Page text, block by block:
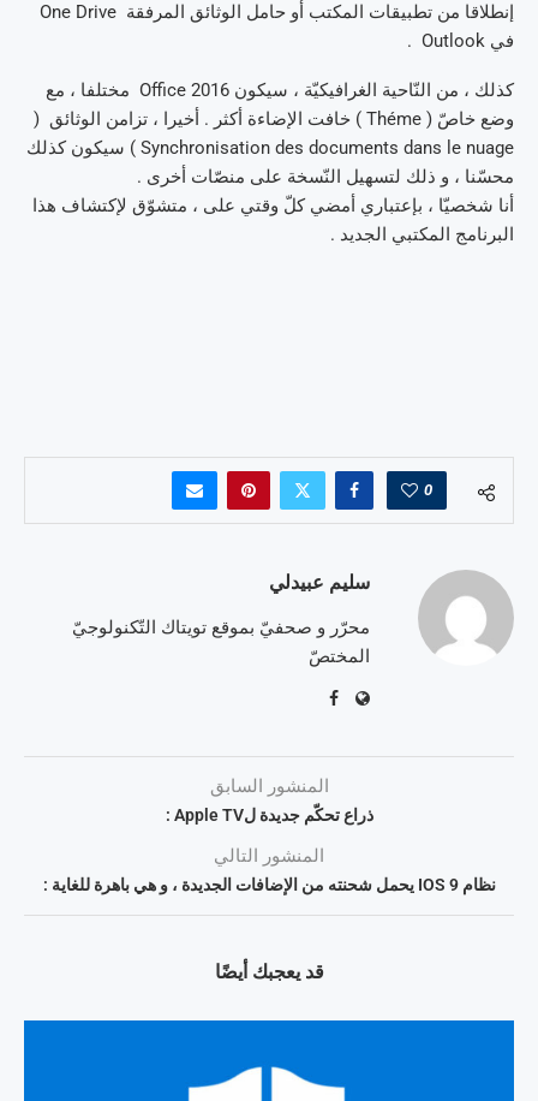
إنطلاقا من تطبيقات المكتب أو حامل الوثائق المرفقة One Drive
في Outlook .
كذلك ، من النّاحية الغرافيكيّة ، سيكون Office 2016 مختلفا ، مع
وضع خاصّ ( Théme ) خافت الإضاءة أكثر . أخيرا ، تزامن الوثائق (
Synchronisation des documents dans le nuage ) سيكون كذلك
محسّنا ، و ذلك لتسهيل النّسخة على منصّات أخرى .
أنا شخصيّا ، بإعتباري أمضي كلّ وقتي على ، متشوّق لإكتشاف هذا
البرنامج المكتبي الجديد .
0
سليم عبيدلي
محرّر و صحفيّ بموقع تويتاك التّكنولوجيّ
المختصّ
المنشور السابق
ذراع تحكّم جديدة لApple TV :
المنشور التالي
نظام IOS 9 يحمل شحنته من الإضافات الجديدة ، و هي باهرة للغاية :
قد يعجبك أيضًا